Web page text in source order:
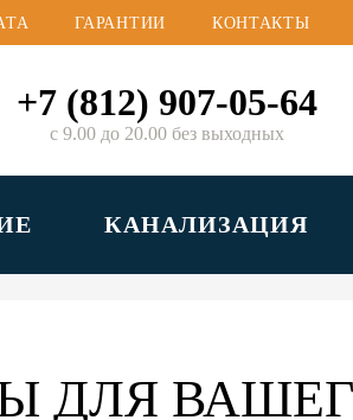
ГАРАНТИИ КОНТАКТЫ
+7 (812) 907-05-64
с 9.00 до 20.00 без выходных
КАНАЛИЗАЦИЯ
ДЛЯ